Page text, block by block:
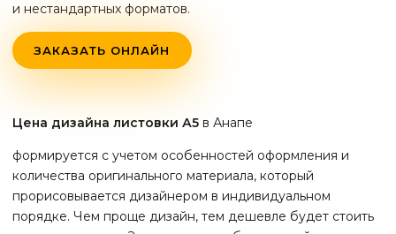
и нестандартных форматов.
ЗАКАЗАТЬ ОНЛАЙН
Цена дизайна листовки А5 в Анапе
формируется с учетом особенностей оформления и
количества оригинального материала, который
прорисовывается дизайнером в индивидуальном
порядке. Чем проще дизайн, тем дешевле будет стоить